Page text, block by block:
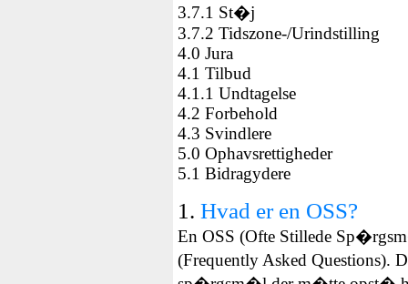
3.7.1 St�j
3.7.2 Tidszone-/Urindstilling
4.0 Jura
4.1 Tilbud
4.1.1 Undtagelse
4.2 Forbehold
4.3 Svindlere
5.0 Ophavsrettigheder
5.1 Bidragydere
1. Hvad er en OSS?
En OSS (Ofte Stillede
(Frequently Asked Questions).